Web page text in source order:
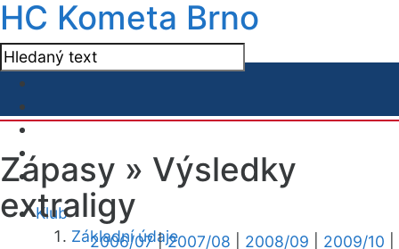
HC Kometa Brno
Klub
Základní údaje
Zápasy » Výsledky
extraligy
2006/07|2007/08 2008/09 2009/10